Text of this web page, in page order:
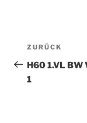
Vorheriger
Beitrag
ZURÜCK
H60 1.VL BW
1